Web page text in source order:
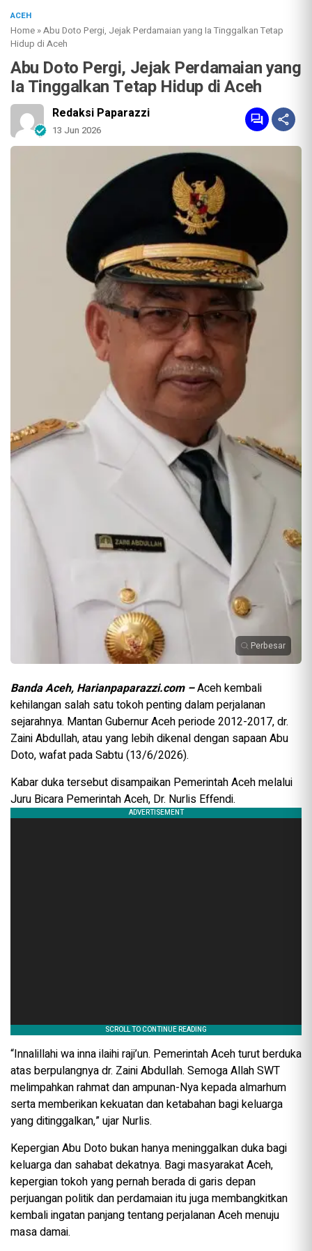
ACEH
Home »Abu Doto Pergi, Jejak Perdamaian yang Ia Tinggalkan Tetap
Hidup di Aceh
Abu Doto Pergi, Jejak Perdamaian yang
Ia Tinggalkan Tetap Hidup di Aceh
Redaksi Paparazzi
13 Jun 2026
Perbesar
Banda Aceh, Harianpaparazzi.com –Aceh kembali
kehilangan salah satu tokoh penting dalam perjalanan
sejarahnya. Mantan Gubernur Aceh periode 2012-2017, dr.
Zaini Abdullah, atau yang lebih dikenal dengan sapaan Abu
Doto, wafat pada Sabtu (13/6/2026).
Kabar duka tersebut disampaikan Pemerintah Aceh melalui
Juru Bicara Pemerintah Aceh, Dr. Nurlis Effendi.
“Innalillahi wa inna ilaihi raji’un. Pemerintah Aceh turut berduka
atas berpulangnya dr. Zaini Abdullah. Semoga Allah SWT
melimpahkan rahmat dan ampunan-Nya kepada almarhum
serta memberikan kekuatan dan ketabahan bagi keluarga
yang ditinggalkan,” ujar Nurlis.
Kepergian Abu Doto bukan hanya meninggalkan duka bagi
keluarga dan sahabat dekatnya. Bagi masyarakat Aceh,
kepergian tokoh yang pernah berada di garis depan
perjuangan politik dan perdamaian itu juga membangkitkan
kembali ingatan panjang tentang perjalanan Aceh menuju
masa damai.